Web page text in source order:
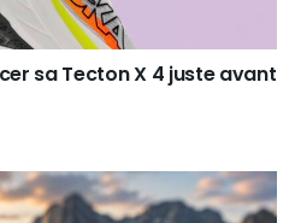
sa Tecton X 4 juste avant